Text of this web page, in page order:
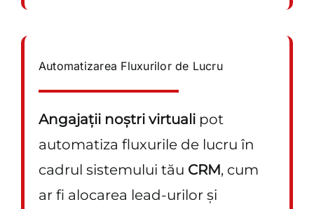
Automatizarea Fluxurilor de Lucru
Angajații noștri virtualipot
automatiza fluxurile de lucru în
cadrul sistemului tău CRM, cum
ar fi alocarea lead-urilor și